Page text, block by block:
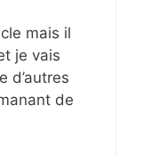
mais il
je vais
d’autres
de